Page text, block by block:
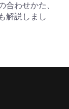
合わせかた、
解説しまし